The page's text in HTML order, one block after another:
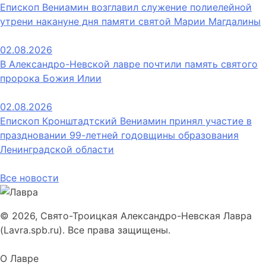
Епископ Вениамин возглавил служение полиелейной
утрени накануне дня памяти святой Марии Магдалины
02.08.2026
В Александро-Невской лавре почтили память святого
пророка Божия Илии
02.08.2026
Епископ Кронштадтский Вениамин принял участие в
праздновании 99-летней годовщины образования
Ленинградской области
Все новости
© 2026, Свято-Троицкая Александро-Невская Лавра
(Lavra.spb.ru). Все права защищены.
О Лавре